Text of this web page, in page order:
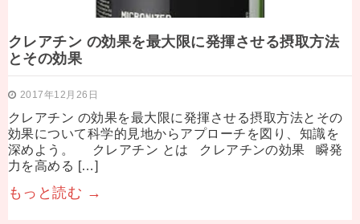
クレアチン の効果を最大限に発揮させる摂取方法
とその効果
2017年12月26日
クレアチン の効果を最大限に発揮させる摂取方法とその
効果について科学的見地からアプローチを図り、知識を
深めよう。 クレアチン とは クレアチンの効果 瞬発
力を高める […]
もっと読む →